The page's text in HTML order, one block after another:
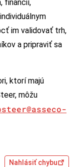
financií,
im validovať trh,
a pripraviť sa
ktorí majú
môžu
Nahlásiť chybu